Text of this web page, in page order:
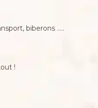
biberons …..
!